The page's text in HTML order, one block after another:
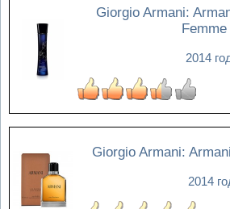
Giorgio Armani:
Femme
2014
Giorgio Armani:
2014